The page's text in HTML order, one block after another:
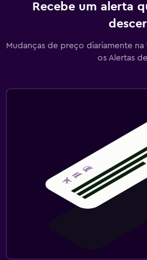
Recebe um alerta
Mudanças de preço diariamente
os Alertas